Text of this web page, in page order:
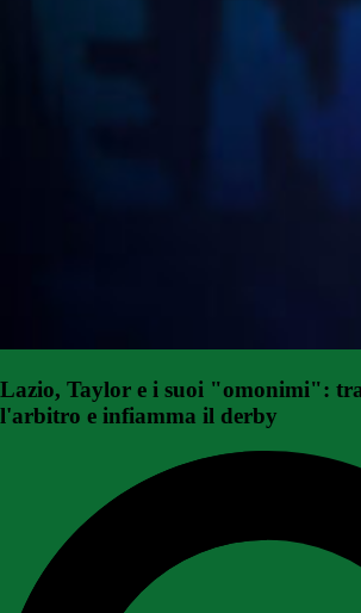
Lazio, Taylor e i suoi "omonimi":
l'arbitro e infiamma il derby